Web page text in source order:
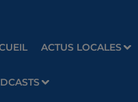
ACTUS LOCALES